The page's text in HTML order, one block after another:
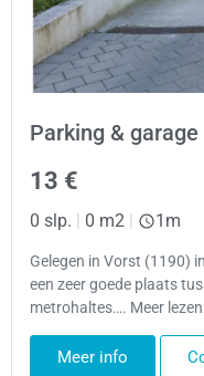
Parking &
13 €
0 slp. | 0 m2 | 1m
Gelegen in Vorst (1190)
een zeer goede plaats
metrohaltes…. Meer lezen
Meer info